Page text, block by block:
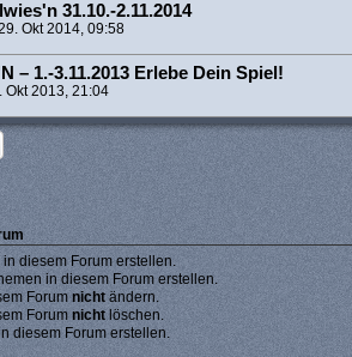
31.10.-2.11.2014
Okt 2014, 09:58
– 1.-3.11.2013 Erlebe Dein Spiel!
Okt 2013, 21:04
diesem Forum erstellen.
in diesem Forum erstellen.
Forum nichtändern.
Forum nichtlöschen.
diesem Forum erstellen.